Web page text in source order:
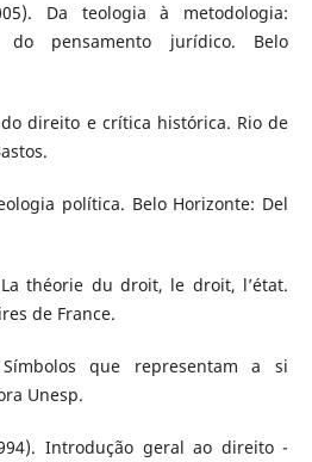
Da teologia à metodologia:
do pensamento jurídico. Belo
do direito e crítica histórica. Rio de
política. Belo Horizonte: Del
La théorie du droit, le droit, l’état.
de France.
Símbolos que representam a si
Unesp.
Introdução geral ao direito -